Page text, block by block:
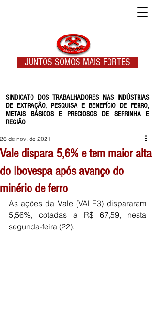
SINDICATO DOS TRABALHADORES NAS INDÚSTRIAS
DE EXTRAÇÃO, PESQUISA E BENEFÍCIO DE FERRO,
METAIS BÁSICOS E PRECIOSOS DE SERRINHA E
REGIÃO
JUNTOS SOMOS MAIS FORTES
Vale dispara 5,6% e tem maior alta
do Ibovespa após avanço do
minério de ferro
26 de nov. de 2021
As ações da Vale (VALE3) dispararam
5,56%, cotadas a R$ 67,59, nesta
segunda-feira (22).